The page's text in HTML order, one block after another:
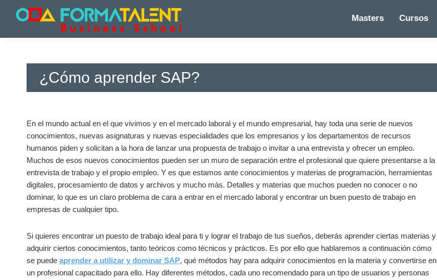
Cursos
Master
Madrid
Master
Madrid
Masters Cursos
¿Cómo aprender SAP?
En el mundo actual en el que vivimos y en el mercado laboral y el mundo empresarial, hay toda una serie de nuevos
conocimientos, nuevas asignaturas y nuevas especialidades que los empresarios y los departamentos de recursos
humanos piden y solicitan a la hora de lanzar una propuesta de trabajo o invitar a una entrevista y ofrecer un empleo.
Muchos de esos nuevos conocimientos pueden ser un muro de separación entre el profesional que quiere presentarse a la
entrevista de trabajo y el propio empleo. Y es que estamos ante conocimientos y materias de programación, herramientas
digitales, procesamiento de datos y archivos y mucho más. Detalles y materias que muchos pueden no conocer o no
dominar, lo que es un claro problema de cara a entrar en el mercado laboral y encontrar un buen puesto de trabajo en
empresas de cualquier tipo.
Si quieres encontrar un puesto de trabajo ideal para ti y lograr el trabajo de tus sueños, deberás aprender ciertas materias y
adquirir ciertos conocimientos, tanto teóricos como técnicos y prácticos. Es por ello que hablaremos a continuación cómo
se puede aprender a utilizar y dominar SAP, qué métodos hay para adquirir conocimientos en la materia y convertirse en
un profesional capacitado para ello. Hay diferentes métodos, cada uno recomendado para un tipo de usuarios y personas